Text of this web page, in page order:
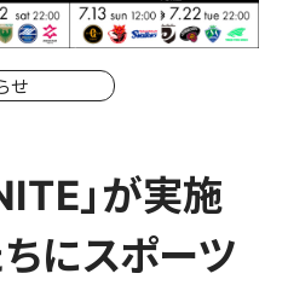
）
せ
」が実施
にスポーツ